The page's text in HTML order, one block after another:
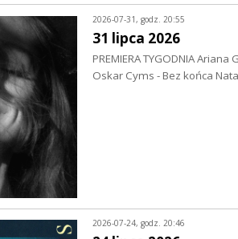
2026-07-31, godz. 20:55
31 lipca 2026
PREMIERA TYGODNIA Ariana
Oskar Cyms - Bez końca
2026-07-24, godz. 20:46